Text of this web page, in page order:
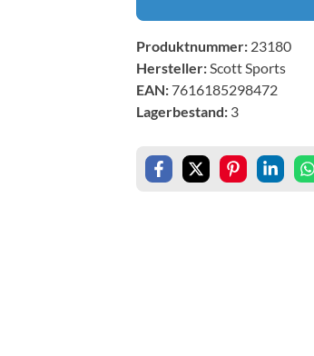
Produktnummer: 23180
Hersteller:Scott Sports
EAN: 7616185298472
Lagerbestand: 3